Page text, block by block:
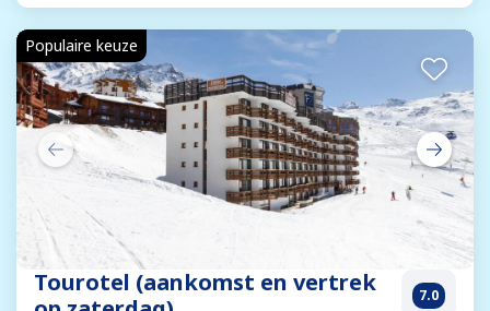
Populaire keuze
7.0
Tourotel (aankomst en vertrek